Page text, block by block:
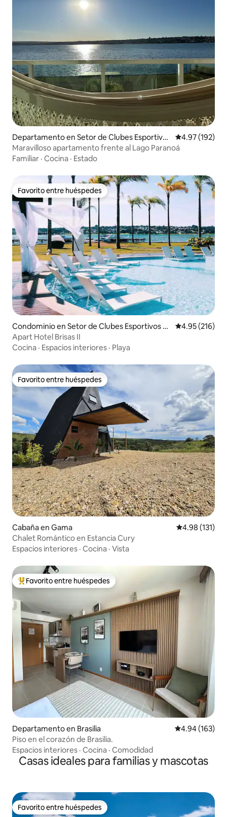
Departamento en Setor de Clubes Esportivos
Sul
Calificación
4.97 (192)
Maravilloso apartamento frente al Lago Paranoá
Familiar · Cocina · Estado
Favorito entre huéspedes
Favorito entre huéspedes
Condominio en Setor de Clubes Esportivos Su
l
Calificación
4.95 (216)
Apart Hotel Brisas II
Cocina · Espacios interiores · Playa
Favorito entre huéspedes
Favorito entre huéspedes
Cabaña en Gama Calificación
4.98 (131)
Chalet Romántico en Estancia Cury
Espacios interiores · Cocina · Vista
De los mejores en Favorito entre huéspedes
Favorito entre huéspedes
Departamento en Brasilia Calificación
4.94 (163)
Piso en el corazón de Brasilia.
Espacios interiores · Cocina · Comodidad
Casas ideales para familias y mascotas
Favorito entre huéspedes
Favorito entre huéspedes